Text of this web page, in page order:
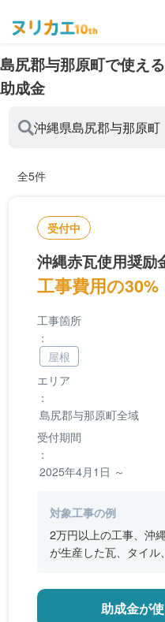
島尻郡与那原町で使え
助成金
沖縄県島尻郡与那原町
全5件
受付中
沖縄赤瓦使用奨励
工事費用の30%
エリア
：
島尻郡与那原町全域
受付期間
：
2025年4月1日 ～
工事箇所
：
屋根
対象工事の例
2万円以上の工事、沖
が生産した瓦、タイ
助成金が